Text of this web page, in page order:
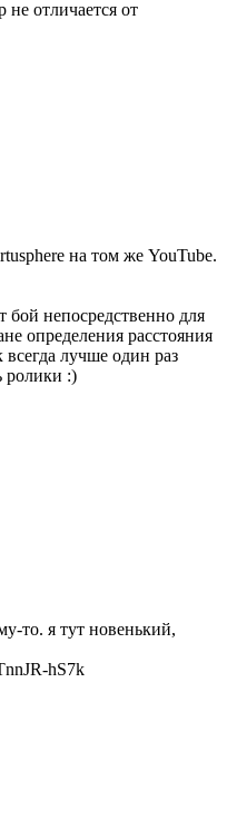
не отличается от
на том же YouTube.
бой непосредственно для
определения расстояния
лучше один раз
ролики :)
то. я тут новенький,
hS7k